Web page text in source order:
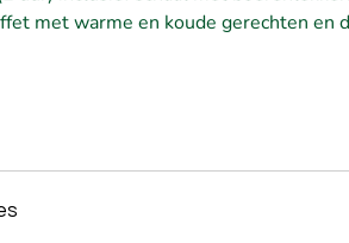
met warme en koude gerechten en